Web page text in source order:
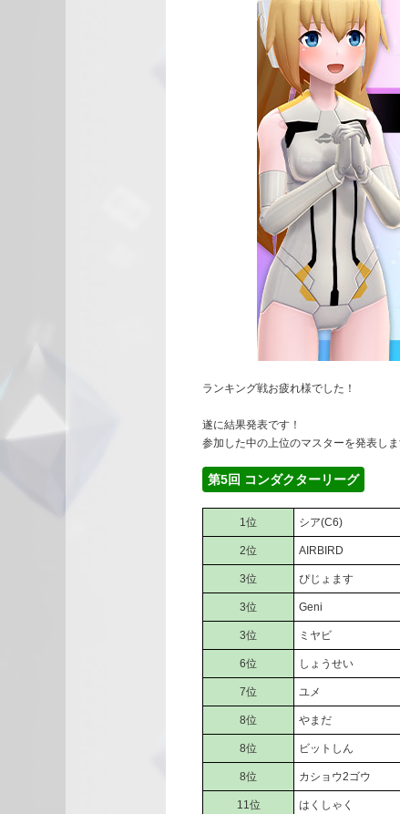
ランキング戦お疲れ様でした！
遂に結果発表です！
参加した中の上位のマスターを発表しま
第5回 コンダクターリーグ
1位 シア(C6)
2位 AIRBIRD
3位 ぴじょます
3位 Geni
3位 ミヤビ
6位 しょうせい
7位 ユメ
8位 やまだ
8位 ビットしん
8位 カショウ2ゴウ
11位 はくしゃく